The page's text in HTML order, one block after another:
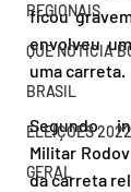
REGIONAIS
QUE NOTÍCIA
BRASIL
ELEIÇÕES 2022
GERAL
ficou
envolveu
uma carreta.
Segundo
Militar
da carreta